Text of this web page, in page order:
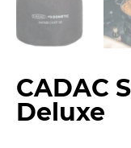
CADAC
Deluxe